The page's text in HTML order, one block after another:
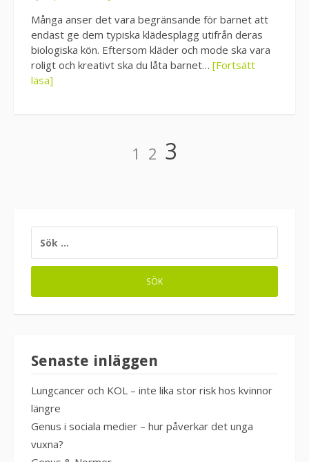
Många anser det vara begränsande för barnet att
endast ge dem typiska klädesplagg utifrån deras
biologiska kön. Eftersom kläder och mode ska vara
roligt och kreativt ska du låta barnet… [Fortsätt
läsa]
SidnumreringPage
1 Page
2 Page
3
EFTER:
Senaste inläggen
Lungcancer och KOL – inte lika stor risk hos kvinnor
längre
Genus i sociala medier – hur påverkar det unga
vuxna?